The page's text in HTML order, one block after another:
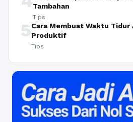
Tambahan
Tips
5Cara Membuat Waktu Tidur
Produktif
Tips